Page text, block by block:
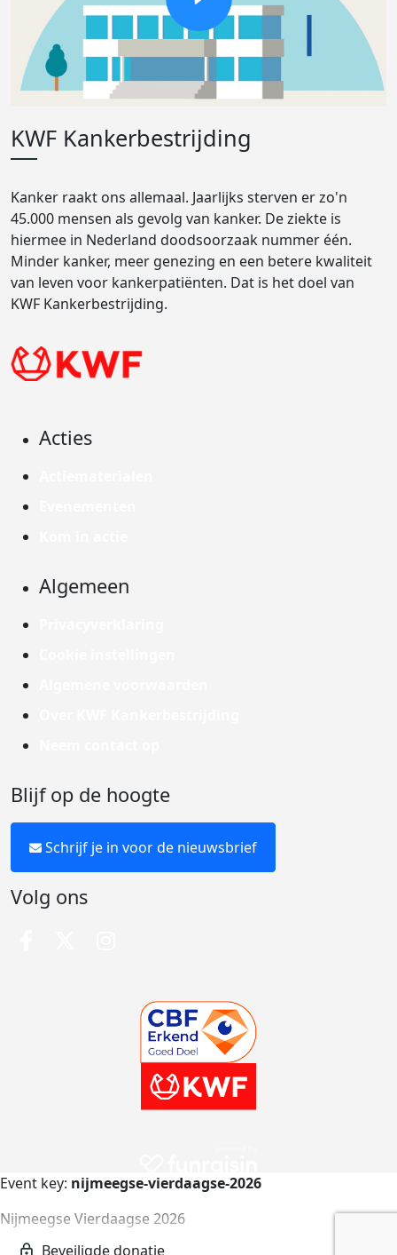
KWF Kankerbestrijding
Kanker raakt ons allemaal. Jaarlijks sterven er zo'n
45.000 mensen als gevolg van kanker. De ziekte is
hiermee in Nederland doodsoorzaak nummer één.
Minder kanker, meer genezing en een betere kwaliteit
van leven voor kankerpatiënten. Dat is het doel van
KWF Kankerbestrijding.
Acties
Algemeen
Blijf op de hoogte
Schrijf je in voor de nieuwsbrief
Volg ons
Event key: nijmeegse-vierdaagse-2026
Nijmeegse Vierdaagse 2026